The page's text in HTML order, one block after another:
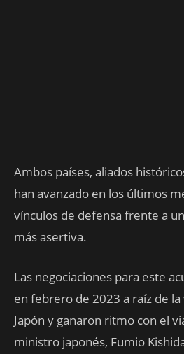
Ambos países, aliados
han avanzado en los últimos
vínculos de defensa frente a
más asertiva.
Las negociaciones para este
en febrero de 2023 a raíz de la
Japón y ganaron ritmo con el
ministro japonés, Fumio